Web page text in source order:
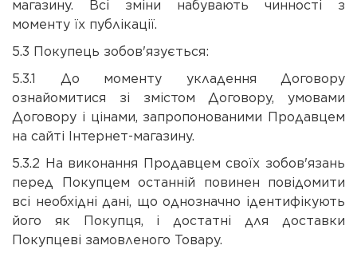
магазину. Всі зміни набувають чинності з
моменту їх публікації.
5.3 Покупець зобов'язується:
5.3.1 До моменту укладення Договору
ознайомитися зі змістом Договору, умовами
Договору і цінами, запропонованими Продавцем
на сайті Інтернет-магазину.
5.3.2 На виконання Продавцем своїх зобов'язань
перед Покупцем останній повинен повідомити
всі необхідні дані, що однозначно ідентифікують
його як Покупця, і достатні для доставки
Покупцеві замовленого Товару.